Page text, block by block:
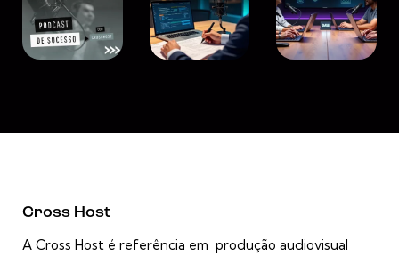
Cross Host
A Cross Host é referência em produção audiovisual